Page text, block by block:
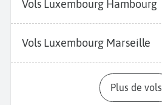
Vols Luxembourg Hambourg
Vols Luxembourg Marseille
Plus de vols